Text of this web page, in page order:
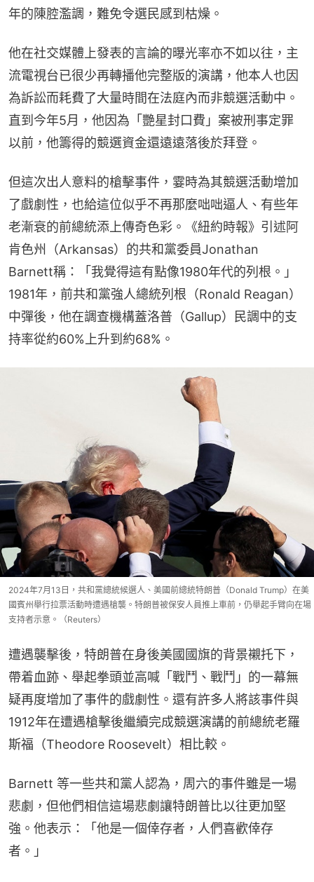
年的陳腔濫調，難免令選民感到枯燥。
他在社交媒體上發表的言論的曝光率亦不如以往，主
流電視台已很少再轉播他完整版的演講，他本人也因
為訴訟而耗費了大量時間在法庭內而非競選活動中。
直到今年5月，他因為「艷星封口費」案被刑事定罪
以前，他籌得的競選資金還遠遠落後於拜登。
但這次出人意料的槍擊事件，霎時為其競選活動增加
了戲劇性，也給這位似乎不再那麼咄咄逼人、有些年
老漸衰的前總統添上傳奇色彩。《紐約時報》引述阿
肯色州（Arkansas）的共和黨委員Jonathan
Barnett稱：「我覺得這有點像1980年代的列根。」
1981年，前共和黨強人總統列根（Ronald Reagan）
中彈後，他在調查機構蓋洛普（Gallup）民調中的支
持率從約60%上升到約68%。
2024年7月13日，共和黨總統候選人、美國前總統特朗普（Donald Trump）在美
國賓州舉行拉票活動時遭遇槍襲。特朗普被保安人員推上車前，仍舉起手臂向在場
支持者示意。（Reuters）
遭遇襲擊後，特朗普在身後美國國旗的背景襯托下，
帶着血跡、舉起拳頭並高喊「戰鬥、戰鬥」的一幕無
疑再度增加了事件的戲劇性。還有許多人將該事件與
1912年在遭遇槍擊後繼續完成競選演講的前總統老羅
斯福（Theodore Roosevelt）相比較。
Barnett 等一些共和黨人認為，周六的事件雖是一場
悲劇，但他們相信這場悲劇讓特朗普比以往更加堅
強。他表示：「他是一個倖存者，人們喜歡倖存
者。」